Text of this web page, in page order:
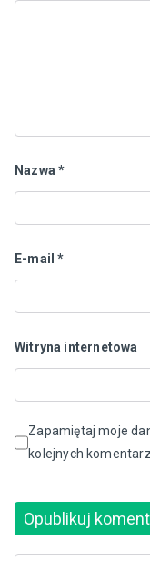
Nazwa*
E-mail*
Witryna internetowa
Zapamiętaj moje
kolejnych